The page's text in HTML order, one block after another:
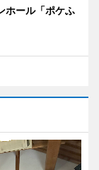
ホール「ポケふ